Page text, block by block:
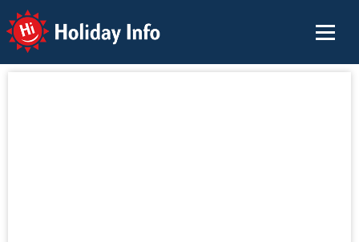
Holiday Info